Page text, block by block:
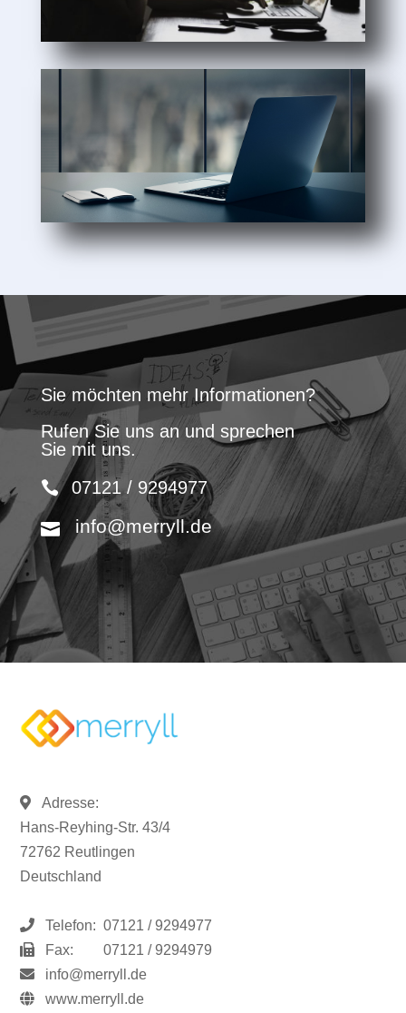
Sie möchten mehr Informationen?
Rufen Sie uns an und sprechen
Sie mit uns.
07121 / 9294977
info@merryll.de
Adresse:
Hans-Reyhing-Str. 43/4
72762 Reutlingen
Deutschland
Telefon: 07121 / 9294977
Fax:
07121 / 9294979
info@merryll.de
www.merryll.de